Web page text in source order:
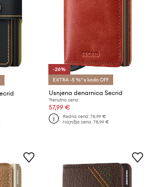
-26%
EXTRA -5 %* s kodo OFF
Usnjena denarnica Secrid
Trenutna cena:
57,99 €
Redna cena:78,99 €
Najnižja cena:78,99 €